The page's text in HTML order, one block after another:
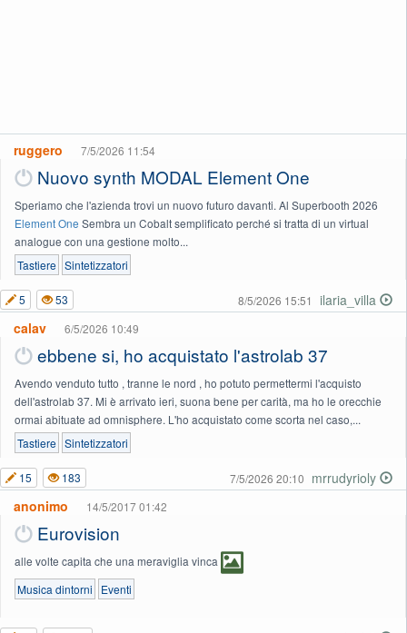
ruggero 7/5/2026 11:54
Nuovo synth MODAL Element One
Speriamo che l'azienda trovi un nuovo futuro davanti. Al Superbooth 2026
Element One Sembra un Cobalt semplificato perché si tratta di un virtual
analogue con una gestione molto...
Tastiere Sintetizzatori
ilaria_villa
8/5/2026 15:51
5 53
calav 6/5/2026 10:49
ebbene si, ho acquistato l'astrolab 37
Avendo venduto tutto , tranne le nord , ho potuto permettermi l'acquisto
dell'astrolab 37. Mi è arrivato ieri, suona bene per carità, ma ho le orecchie
ormai abituate ad omnisphere. L'ho acquistato come scorta nel caso,...
Tastiere Sintetizzatori
mrrudyrioly
7/5/2026 20:10
15 183
anonimo 14/5/2017 01:42
Eurovision
alle volte capita che una meraviglia vinca
Musica dintorni
Eventi